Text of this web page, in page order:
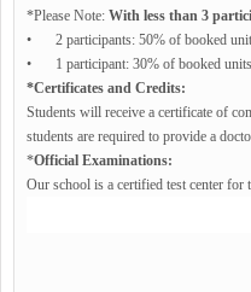
*Please Note: With less than 3
•
2 participants: 50% of booked
•
1 participant: 30% of booked
*Certificates and Credits:
Students will receive a certificate of
students are required to provide a
*Official Examinations:
Our school is a certified test center for